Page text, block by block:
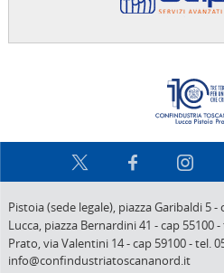
Pistoia (sede legale), piazza Garibaldi 5-
Lucca, piazza Bernardini 41 -cap 55100-
Prato,via Valentini 14-cap 59100-tel.
info@confindustriatoscananord.it